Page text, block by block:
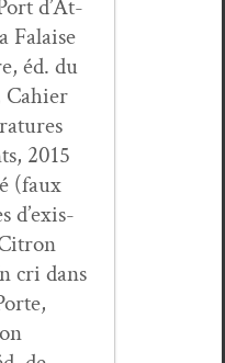
d’At­
Falaise
éd. du
Cahi­er
2015
(faux
d’ex­is­
cri dans